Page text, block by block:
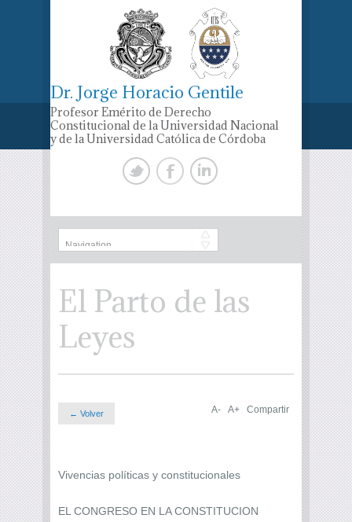
Dr. Jorge Horacio Gentile
Profesor Emérito de Derecho
Constitucional de la Universidad Nacional
y de la Universidad Católica de Córdoba
El Parto de las
Leyes
← Volver A- A+ Compartir
Vivencias políticas y constitucionales
EL CONGRESO EN LA CONSTITUCION